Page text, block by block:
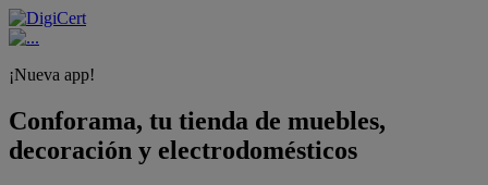
¡Nueva app!
Conforama, tu tienda de muebles,
decoración y electrodomésticos